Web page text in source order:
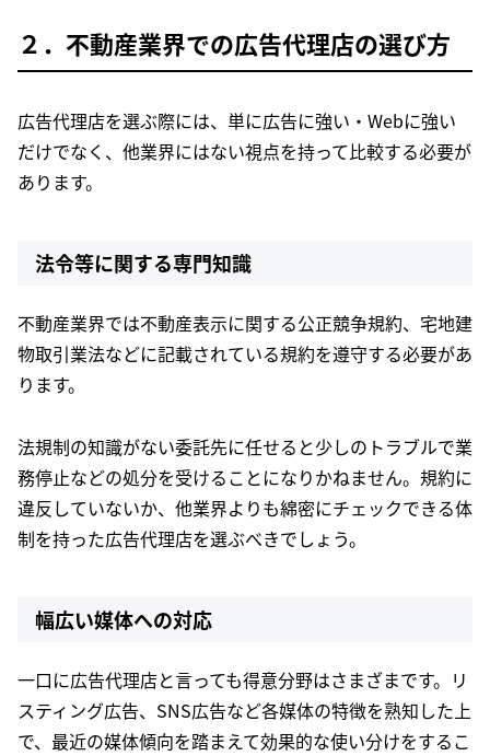
２．不動産業界での広告代理店の選び方
広告代理店を選ぶ際には、単に広告に強い・Webに強い
だけでなく、他業界にはない視点を持って比較する必要が
あります。
法令等に関する専門知識
不動産業界では不動産表示に関する公正競争規約、宅地建
物取引業法などに記載されている規約を遵守する必要があ
ります。
法規制の知識がない委託先に任せると少しのトラブルで業
務停止などの処分を受けることになりかねません。規約に
違反していないか、他業界よりも綿密にチェックできる体
制を持った広告代理店を選ぶべきでしょう。
幅広い媒体への対応
一口に広告代理店と言っても得意分野はさまざまです。リ
スティング広告、SNS広告など各媒体の特徴を熟知した上
で、最近の媒体傾向を踏まえて効果的な使い分けをするこ